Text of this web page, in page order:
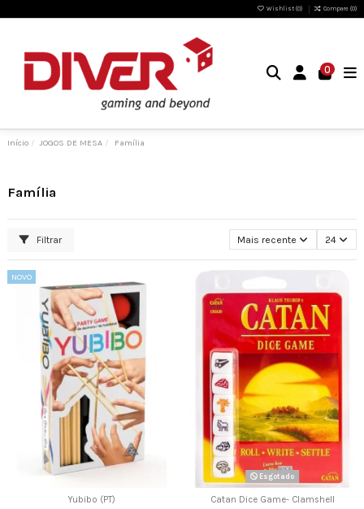
Wishlist (0) Compare (0)
0
Início JOGOS DE MESA Família
Família
Filtrar Mais recente 24
NOVO
Yubibo (PT)
Esgotado
Catan Dice Game- Clamshell